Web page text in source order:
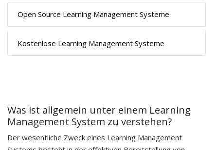
Open Source Learning Management Systeme
Kostenlose Learning Management Systeme
Was ist allgemein unter einem Learning
Management System zu verstehen?
Der wesentliche Zweck eines Learning Management